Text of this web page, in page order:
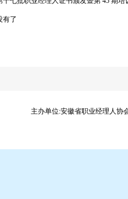
有了
主办单位:安徽省职业经理人